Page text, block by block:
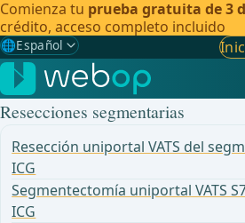
Comienza tu prueba gratuita de 3
crédito, acceso completo incluido
🌐Español
Gewählte Sprache: Español
🇩🇪 Alemán
🇬🇧Inglés
🇪🇸Español ✓
🇧🇷Brasileño
Resecciones segmentarias
Resección uniportal VATS del
ICG
Segmentectomía uniportal VATS
ICG